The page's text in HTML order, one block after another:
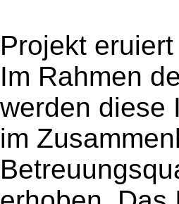
Projekt
Im Rahmen
werden diese
im